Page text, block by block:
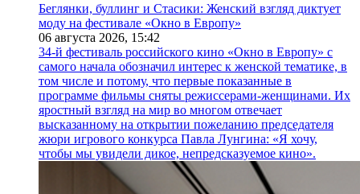
Беглянки, буллинг и Стасики: Женский взгляд диктует
моду на фестивале «Окно в Европу»
06 августа 2026, 15:42
34-й фестиваль российского кино «Окно в Европу» с
самого начала обозначил интерес к женской тематике, в
том числе и потому, что первые показанные в
программе фильмы сняты режиссерами-женщинами. Их
яростный взгляд на мир во многом отвечает
высказанному на открытии пожеланию председателя
жюри игрового конкурса Павла Лунгина: «Я хочу,
чтобы мы увидели дикое, непредсказуемое кино».